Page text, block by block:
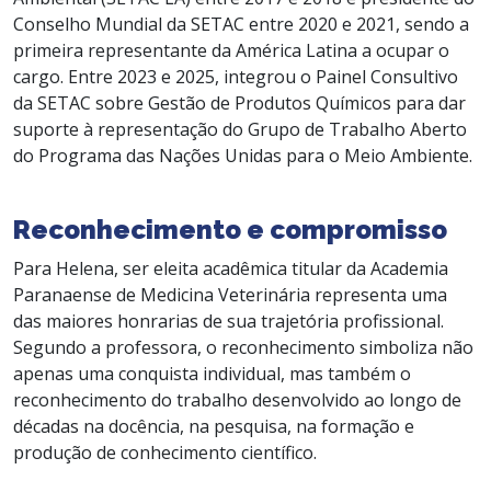
Conselho Mundial da SETAC entre 2020 e 2021, sendo a
primeira representante da América Latina a ocupar o
cargo. Entre 2023 e 2025, integrou o Painel Consultivo
da SETAC sobre Gestão de Produtos Químicos para dar
suporte à representação do Grupo de Trabalho Aberto
do Programa das Nações Unidas para o Meio Ambiente.
Reconhecimento e compromisso
Para Helena, ser eleita acadêmica titular da Academia
Paranaense de Medicina Veterinária representa uma
das maiores honrarias de sua trajetória profissional.
Segundo a professora, o reconhecimento simboliza não
apenas uma conquista individual, mas também o
reconhecimento do trabalho desenvolvido ao longo de
décadas na docência, na pesquisa, na formação e
produção de conhecimento científico.